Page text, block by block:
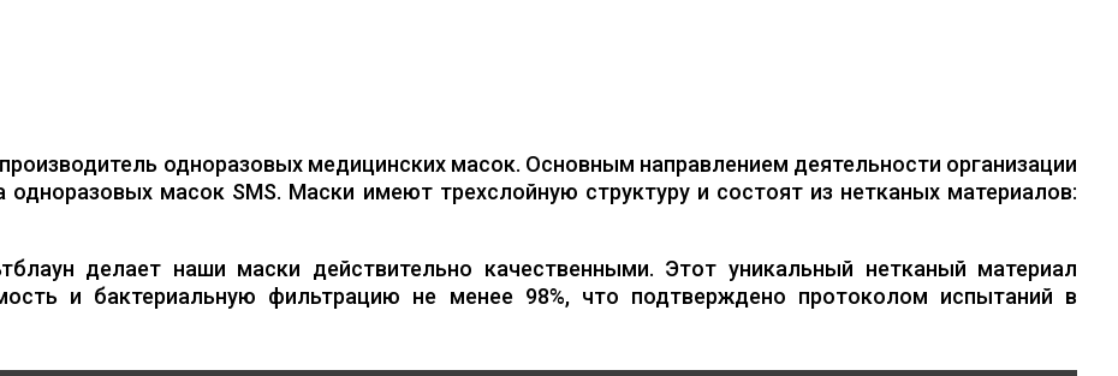
одноразовых медицинских масок. Основным направлением деятельности организации
масок SMS. Маски имеют трехслойную структуру и состоят из нетканых материалов:
делает наши маски действительно качественными. Этот уникальный нетканый материал
и бактериальную фильтрацию не менее 98%, что подтверждено протоколом испытаний в